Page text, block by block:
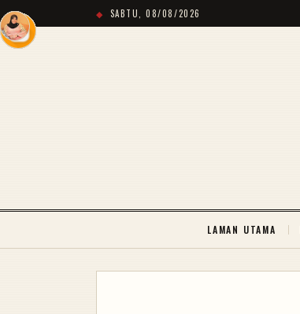
SABTU, 08/08/2026
LAMAN UTAMA